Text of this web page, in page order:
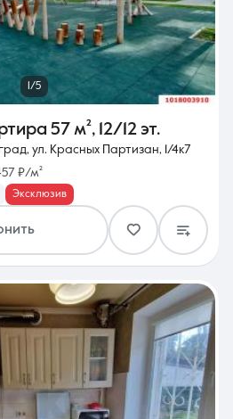
1/5
57 м², 12/12 эт.
ул. Красных Партизан, 1/4к7
₽/м²
Эксклюзив